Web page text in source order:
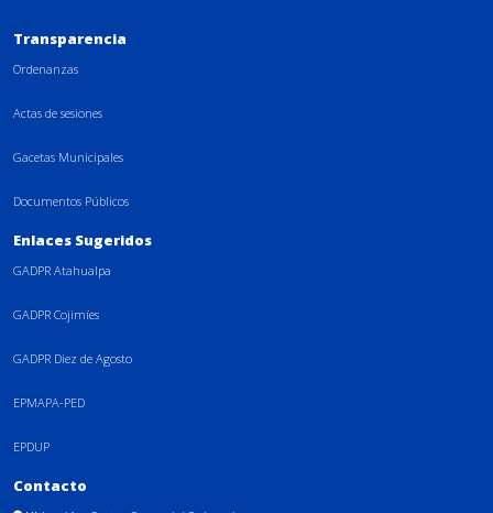
Transparencia
Ordenanzas
Actas de sesiones
Gacetas Municipales
Documentos Públicos
Enlaces Sugeridos
GADPR Atahualpa
GADPR Cojimíes
GADPR Diez de Agosto
EPMAPA-PED
EPDUP
Contacto